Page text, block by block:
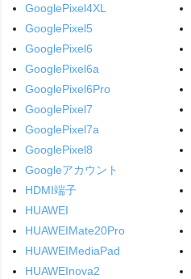
GooglePixel4XL
GooglePixel5
GooglePixel6
GooglePixel6a
GooglePixel6Pro
GooglePixel7
GooglePixel7a
GooglePixel8
Googleアカウント
HDMI端子
HUAWEI
HUAWEIMate20Pro
HUAWEIMediaPad
HUAWEInova2